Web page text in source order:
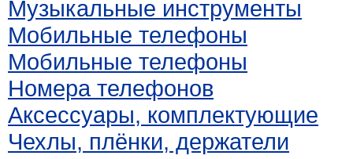
Музыкальные инструменты
Мобильные телефоны
Мобильные телефоны
Номера телефонов
Аксессуары, комплектующие
Чехлы, плёнки, держатели